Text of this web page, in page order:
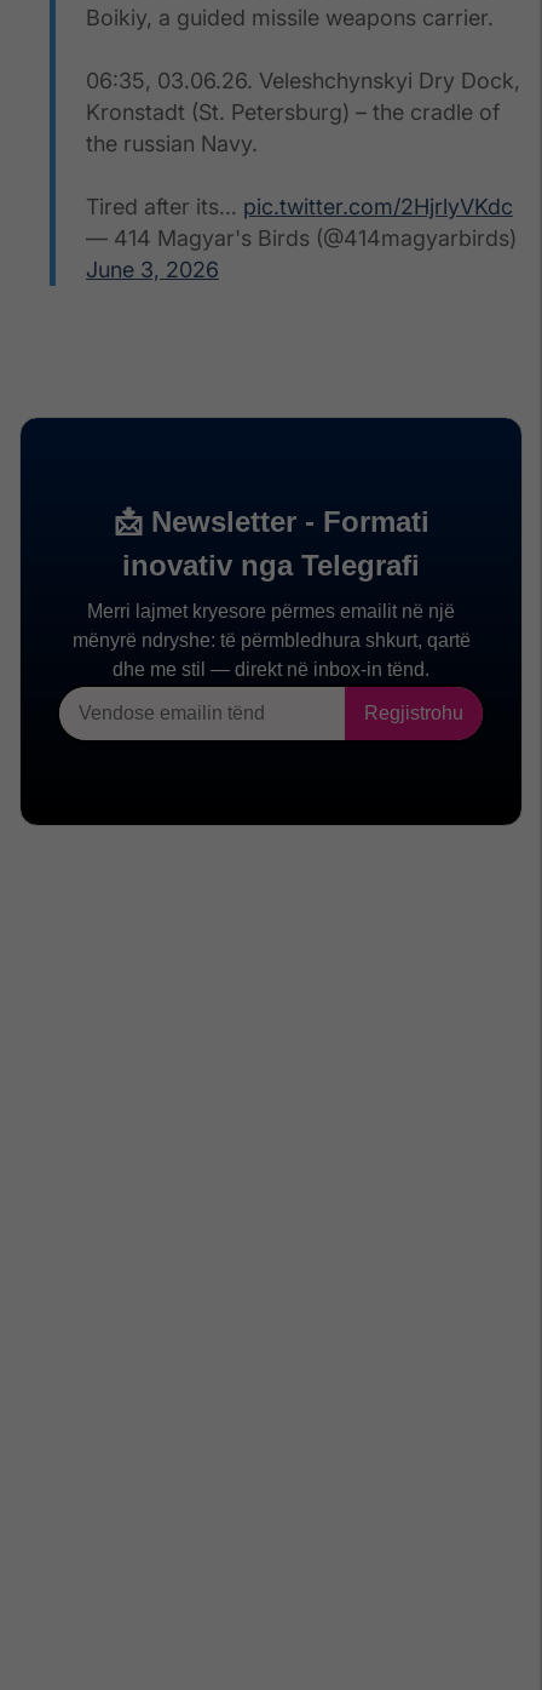
Boikiy, a guided missile weapons carrier.
06:35, 03.06.26. Veleshchynskyi Dry Dock,
Kronstadt (St. Petersburg) – the cradle of
the russian Navy.
Tired after its… pic.twitter.com/2HjrlyVKdc
— 414 Magyar's Birds (@414magyarbirds)
June 3, 2026